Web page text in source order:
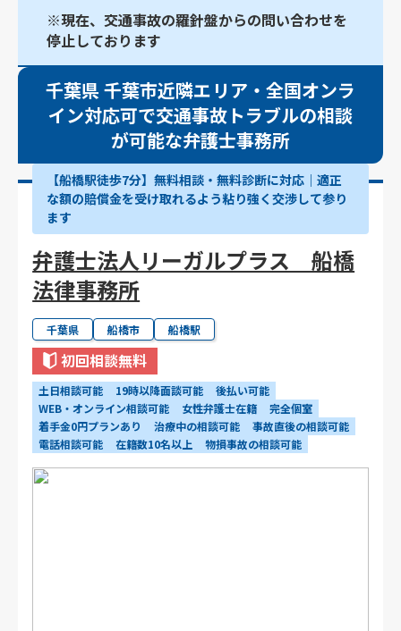
※現在、交通事故の羅針盤からの問い合わせを
停止しております
千葉県 千葉市近隣エリア・全国オンラ
イン対応可で交通事故トラブルの相談
が可能な弁護士事務所
【船橋駅徒歩7分】無料相談・無料診断に対応｜適正
な額の賠償金を受け取れるよう粘り強く交渉して参り
ます
弁護士法人リーガルプラス 船橋
法律事務所
千葉県 船橋市 船橋駅
初回相談無料
土日相談可能 19時以降面談可能
後払い可能
WEB・オンライン相談可能
女性弁護士在籍
完全個室
着手金0円プランあり
治療中の相談可能
事故直後の相談可能
電話相談可能
在籍数10名以上 物損事故の相談可能